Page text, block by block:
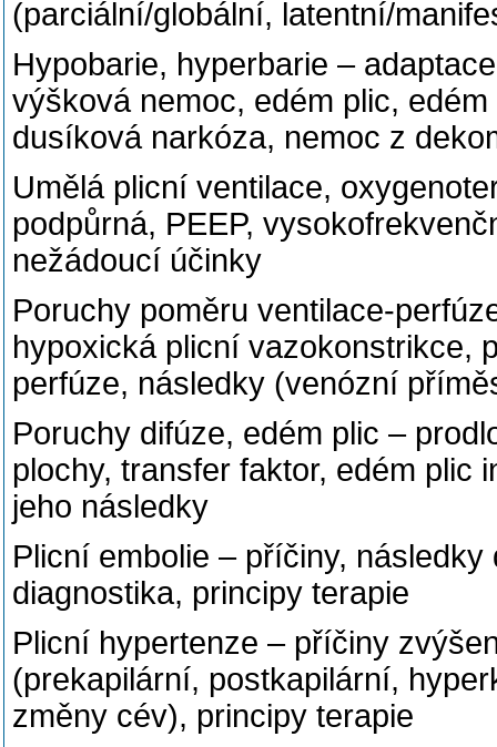
(parciální/globální, latentní/
Hypobarie, hyperbarie –
výšková nemoc, edém plic,
dusíková narkóza, nemoc z
Umělá plicní ventilace,
podpůrná, PEEP,
nežádoucí účinky
Poruchy poměru ventilace-
hypoxická plicní vazokonstrikce,
perfúze, následky (venózní
Poruchy difúze, edém plic –
plochy, transfer faktor, edém plic
jeho následky
Plicní embolie – příčiny,
diagnostika, principy terapie
Plicní hypertenze – příčiny
(prekapilární, postkapilární,
změny cév), principy terapie